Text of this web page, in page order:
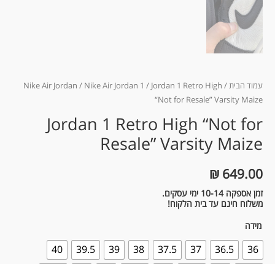
עמוד הבית/
Nike Air Jordan / Nike Air Jordan 1 / Jordan 1 Retro High
“Not for Resale” Varsity Maize
Jordan 1 Retro High “Not for
Resale” Varsity Maize
₪ 649.00
זמן אספקה 10-14 ימי עסקים.
משלוח חינם עד בית הלקוח!
מידה
36
36.5
37
37.5
38
39
39.5
40